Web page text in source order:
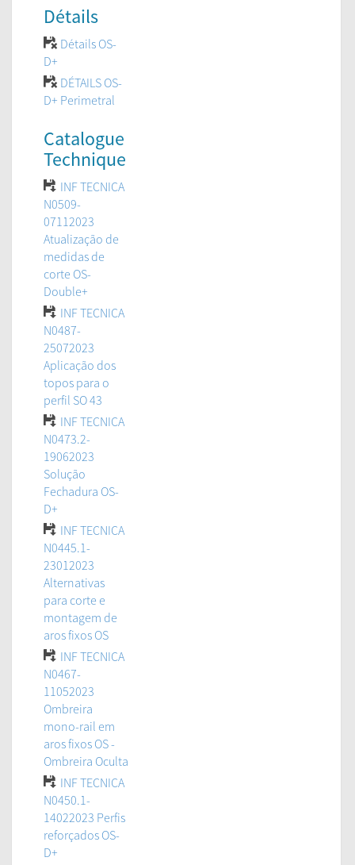
Détails
Détails OS-
D+
DÉTAILS OS-
D+ Perimetral
Catalogue
Technique
INF TECNICA
N0509-
07112023
Atualização de
medidas de
corte OS-
Double+
INF TECNICA
N0487-
25072023
Aplicação dos
topos para o
perfil SO 43
INF TECNICA
N0473.2-
19062023
Solução
Fechadura OS-
D+
INF TECNICA
N0445.1-
23012023
Alternativas
para corte e
montagem de
aros fixos OS
INF TECNICA
N0467-
11052023
Ombreira
mono-rail em
aros fixos OS -
Ombreira Oculta
INF TECNICA
N0450.1-
14022023 Perfis
reforçados OS-
D+